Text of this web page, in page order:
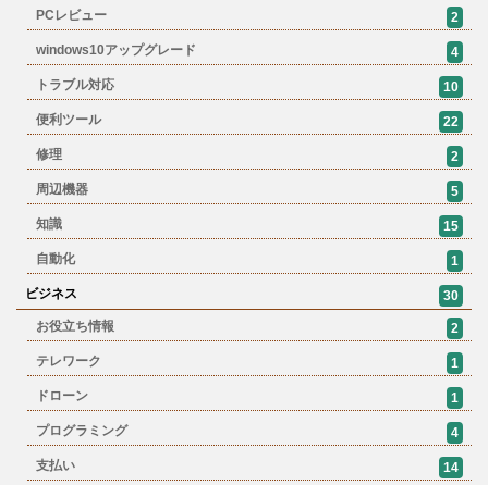
PCレビュー 2
windows10アップグレード 4
トラブル対応 10
便利ツール 22
修理 2
周辺機器 5
知識 15
自動化 1
ビジネス
30
お役立ち情報
2
テレワーク 1
ドローン 1
プログラミング 4
支払い 14